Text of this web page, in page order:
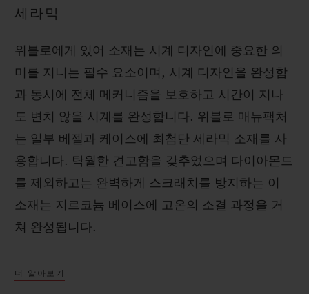
세라믹
위블로에게 있어 소재는 시계 디자인에 중요한 의
미를 지니는 필수 요소이며, 시계 디자인을 완성함
과 동시에 전체 메커니즘을 보호하고 시간이 지나
도 변치 않을 시계를 완성합니다. 위블로 매뉴팩처
는 일부 베젤과 케이스에 최첨단 세라믹 소재를 사
용합니다. 탁월한 견고함을 갖추었으며 다이아몬드
를 제외하고는 완벽하게 스크래치를 방지하는 이
소재는 지르코늄 베이스에 고온의 소결 과정을 거
쳐 완성됩니다.
더 알아보기